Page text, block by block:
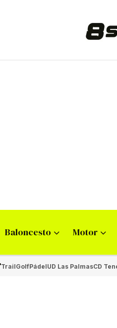
Baloncesto Motor
TrailGolfPádelUD Las PalmasCD